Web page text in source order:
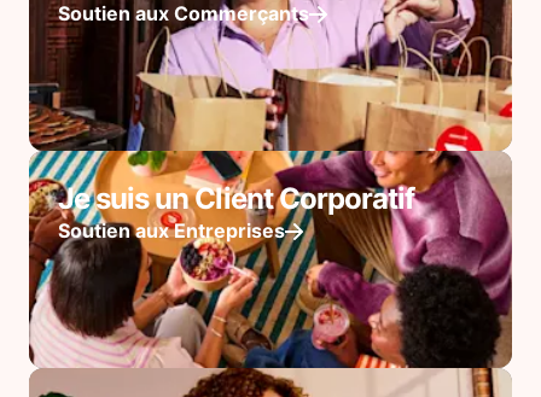
Soutien aux Commerçants
Je suis un Client Corporatif
Soutien aux Entreprises